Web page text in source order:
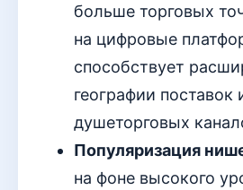
больше торговых
на цифровые
способствует
географии поставок
душеторговых
Популяризация
на фоне высокого